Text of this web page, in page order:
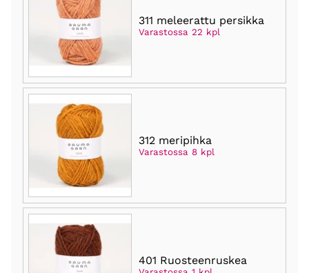
311 meleerattu persikka
Varastossa 22 kpl
312 meripihka
Varastossa 8 kpl
401 Ruosteenruskea